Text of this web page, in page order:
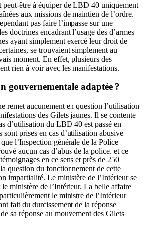
peut-être à équiper de LBD 40 uniquement
aux missions de maintien de l’ordre.
pas faire l’impasse sur une
doctrines encadrant l’usage des d’armes
ayant simplement exercé leur droit de
se trouvaient simplement au
moment. En effet, plusieurs des
rien à voir avec les manifestations.
gouvernementale adaptée ?
remet aucunement en question l’utilisation
des Gilets jaunes. Il se contente
d’utilisation du LBD 40 est passé en
sont prises en cas d’utilisation abusive
l’Inspection générale de la Police
aucun cas d’abus de la police, et ce
en ce sens et près de 250
question du fonctionnement de cette
impartialité. Le ministère de l’Intérieur se
ministère de l’Intérieur. La belle affaire
le ministre de l’Intérieur
fait du durcissement de la réponse
sa réponse au mouvement des Gilets